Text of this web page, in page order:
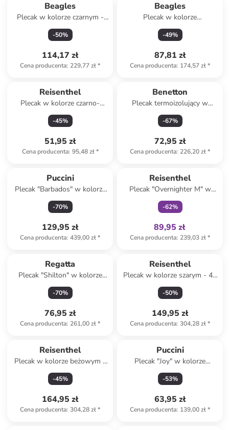
Beagles
Plecak w kolorze czarnym -
29,5 x 43 x 17 cm
-50%
114,17 zł
Cena producenta: 229,77 zł*
Beagles
Plecak w kolorze
lawendowym - 23 x 38 x 14
cm
-49%
87,81 zł
Cena producenta: 174,57 zł*
Reisenthel
Plecak w kolorze czarno-
białym - 30 x 45 x 11 cm
-45%
51,95 zł
Cena producenta: 95,48 zł*
Benetton
Plecak termoizolujący w
kolorze niebieskim - 28 x 36 x
22 cm
-67%
72,95 zł
Cena producenta: 226,20 zł*
Puccini
Plecak "Barbados" w kolorze
antracytowym - 44 x 32 x 22
cm
-70%
129,95 zł
Cena producenta: 439,00 zł*
Reisenthel
Plecak "Overnighter M" w
kolorze granatowym - 30 x 41
x 15 cm
-62%
89,95 zł
Cena producenta: 239,03 zł*
Regatta
Plecak "Shilton" w kolorze
czarnym - 18 l
-70%
76,95 zł
Cena producenta: 261,00 zł*
Reisenthel
Plecak w kolorze szarym - 43
x 43 x 17 cm
-50%
149,95 zł
Cena producenta: 304,28 zł*
Reisenthel
Plecak w kolorze beżowym -
43 x 43 x 17 cm
-45%
164,95 zł
Cena producenta: 304,28 zł*
Puccini
Plecak "Joy" w kolorze
błękitnym - 15 x 18,5 x 5,5 cm
-53%
63,95 zł
Cena producenta: 139,00 zł*